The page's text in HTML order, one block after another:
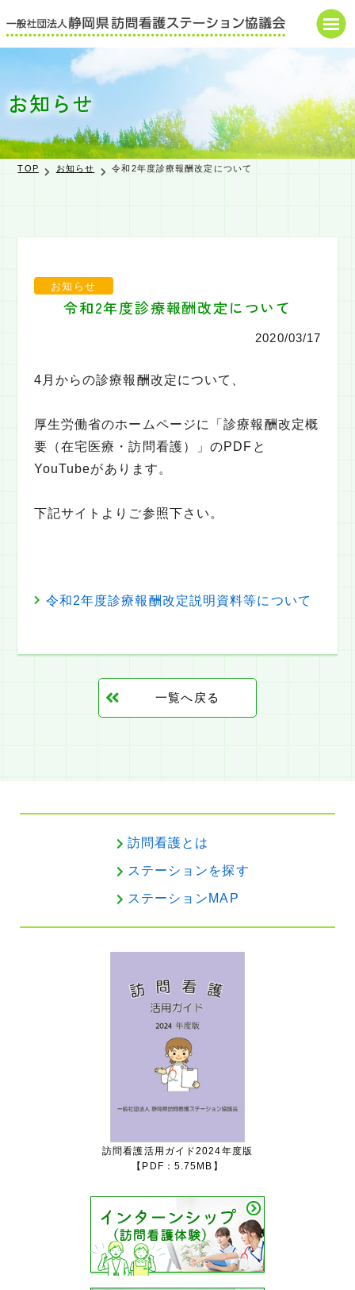
HOME
協議会概要
研修・講演会
県の補助金関係
人材育成プログラム
Q&A
お知らせ
TOP お知らせ 令和2年度診療報酬改定について
お知らせ
令和2年度診療報酬改定について
2020/03/17
4月からの診療報酬改定について、
厚生労働省のホームページに「診療報酬改定概
要（在宅医療・訪問看護）」のPDFと
YouTubeがあります。
下記サイトよりご参照下さい。
令和2年度診療報酬改定説明資料等について
一覧へ戻る
訪問看護とは
ステーションを探す
ステーションMAP
訪問看護活用ガイド2024年度版
【PDF：5.75MB】